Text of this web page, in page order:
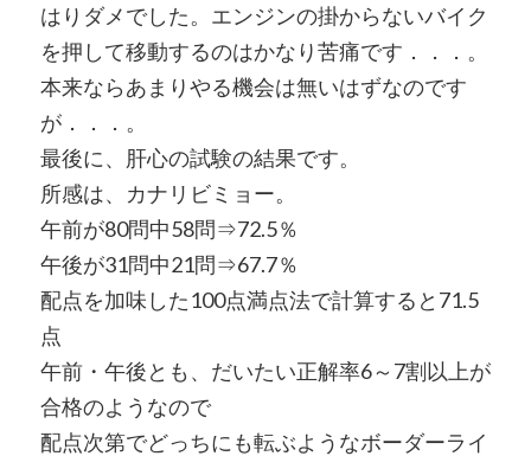
はりダメでした。エンジンの掛からないバイク
を押して移動するのはかなり苦痛です．．．。
本来ならあまりやる機会は無いはずなのです
が．．．。
最後に、肝心の試験の結果です。
所感は、カナリビミョー。
午前が80問中58問⇒72.5％
午後が31問中21問⇒67.7％
配点を加味した100点満点法で計算すると71.5
点
午前・午後とも、だいたい正解率6～7割以上が
合格のようなので
配点次第でどっちにも転ぶようなボーダーライ